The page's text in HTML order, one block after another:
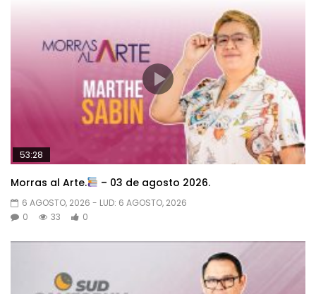
53:28
Morras al Arte. – 03 de agosto 2026.
6 AGOSTO, 2026 - LUD: 6 AGOSTO, 2026
0
33 0